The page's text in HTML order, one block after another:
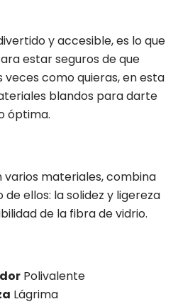
y accesible, es lo que
estar seguros de que
como quieras, en esta
blandos para darte
óptima.
materiales, combina
ellos: la solidez y ligereza
de la fibra de vidrio.
Polivalente
Lágrima